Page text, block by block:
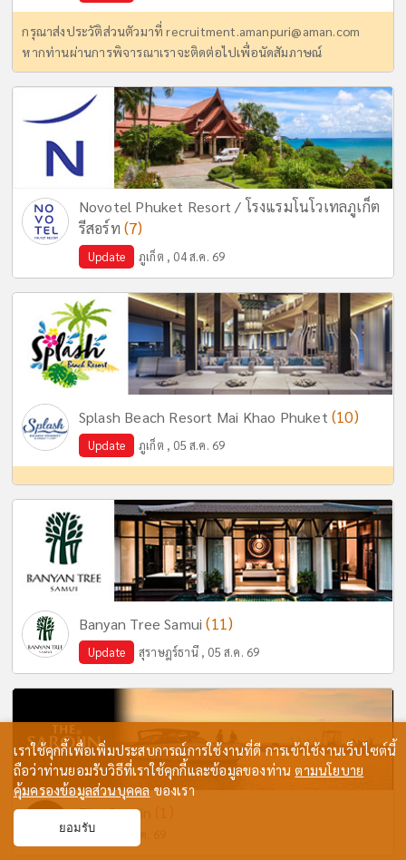
กรุณาส่งประวัติส่วนตัวมาที่recruitment.amanpuri@aman.com
หากท่านผ่านการพิจารณาเราจะติดต่อไปเพื่อนัดสัมภาษณ์
Novotel Phuket Resort / โรงแรมโนโวเทลภูเก็ต
รีสอร์ท (7)
Update ภูเก็ต , 04 ส.ค. 69
Splash Beach Resort Mai Khao Phuket (10)
Update ภูเก็ต , 05 ส.ค. 69
Banyan Tree Samui(11)
Update สุราษฎร์ธานี , 05 ส.ค. 69
The Sarojin (1)
พังงา , 29 ก.ค. 69
เราใช้คุกกี้เพื่อเพิ่มประสบการณ์การใช้งานที่ดี การเข้าใช้งานเว็บไซต์นี้
ถือว่าท่านยอมรับวิธีที่เราใช้คุกกี้และข้อมูลของท่านตามนโยบาย
คุ้มครองข้อมูลส่วนบุคคล ของเรา
ยอมรับ